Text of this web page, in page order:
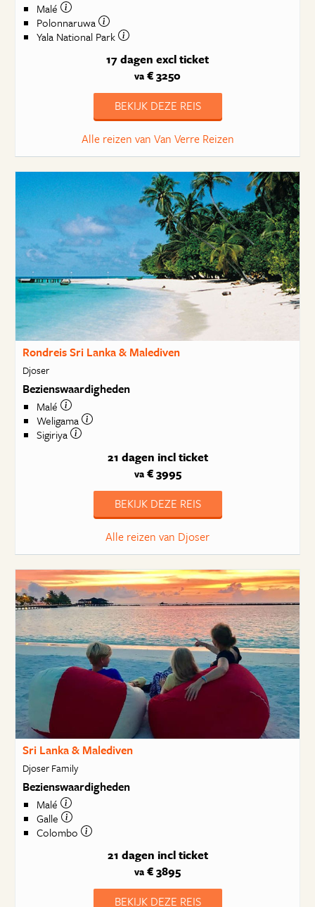
Malé
Polonnaruwa
Yala National Park
17 dagen excl ticket
va € 3250
BEKIJK DEZE REIS
Alle reizen van Van Verre Reizen
Rondreis Sri Lanka & Malediven
Djoser
Bezienswaardigheden
Malé
Weligama
Sigiriya
21 dagen incl ticket
va€ 3995
BEKIJK DEZE REIS
Alle reizen van Djoser
Sri Lanka & Malediven
Djoser Family
Bezienswaardigheden
Malé
Galle
Colombo
21 dagen incl ticket
va € 3895
BEKIJK DEZE REIS